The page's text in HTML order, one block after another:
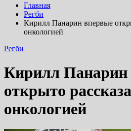
Главная
Регби
Кирилл Панарин впервые
онкологией
Регби
Кирилл Панарин
открыто
онкологией